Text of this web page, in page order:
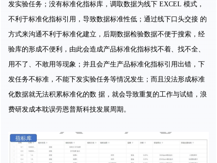
发实验任务；没有标准化指标库，调取数据为线下 EXCEL 模式，
不利于标准化指标引用，导致数据标准性低；通过线下口头交接 的
方式来沟通不利于标准化建立，后期数据检验数据不便于搜索，经
验库的形成不便利，由此会造成产品标准化指标找不着、找不全、
用不了、不敢用等现象；并且会产生产品标准化指标引用出错，下
发任务不标准，不能下发实验任务等情况发生；而且没法形成标准
化数据就无法积累标准化的数 据，就会导致重复的工作与试错，浪
费研发成本耽误劳恩普斯科技发展周期。